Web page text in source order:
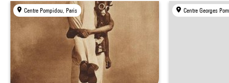
Centre Pompidou, Paris Centre Georges